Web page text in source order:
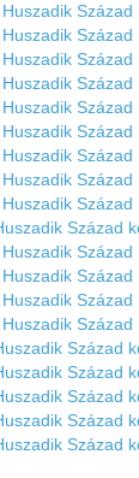
Század
Század
Század
Század
Század
Század
Század
Század
Század
Század
Század
Század
Század
Század
Század
Század
Század
Század
Század